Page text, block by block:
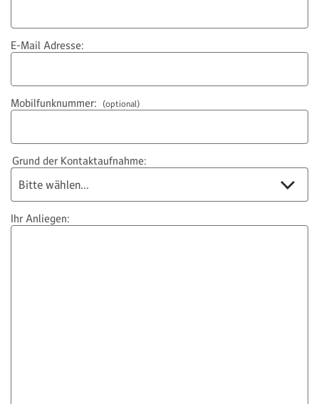
E-Mail Adresse:
Mobilfunknummer: (optional)
Grund der Kontaktaufnahme:
Bitte wählen...
Ihr Anliegen: